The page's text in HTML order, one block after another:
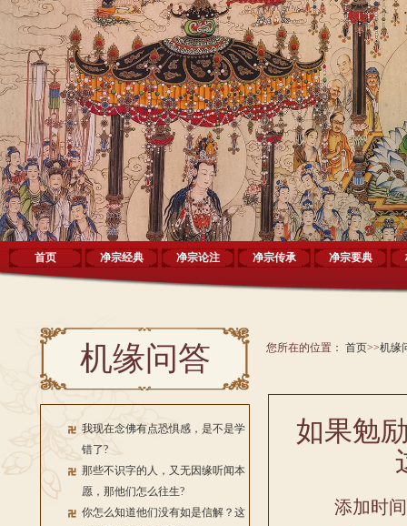
首页 净宗经典 净宗论注 净宗传承 净宗要典
机缘问答
我现在念佛有点恐惧感，是不是学
错了?
那些不识字的人，又无因缘听闻本
愿，那他们怎么往生?
你怎么知道他们没有如是信解？这
您所在的位置： 首页>>机缘
如果勉
添加时